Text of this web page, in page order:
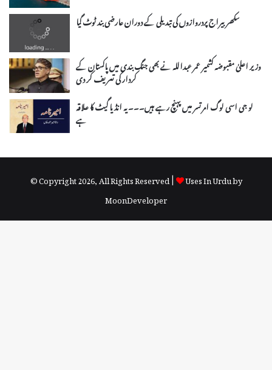
سکھربیراج پردروازوں کی تبدیلی کے دوران عارضی بند ٹوٹ گیا
وزیر اعلیٰ مقبوضہ کشمیر عمر عبداللہ نے بھی جنگ بندی میں پاکستان کے
کردار کی تعریف کر دی
لو جی اسی لوگ امرتسر میں پہنچ رہے ہیں۔۔۔ یہ انڈیا گیٹ کا علاقہ
ہے
© Copyright 2026, All Rights Reserved |
Uses In Urdu by
MoonDeveloper